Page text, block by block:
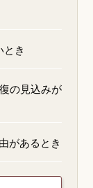
き
の見込みが
があるとき